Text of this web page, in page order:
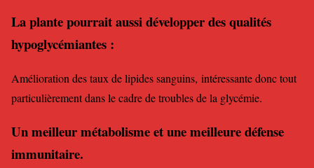
La plante pourrait aussi développer des qualités
hypoglycémiantes :
Amélioration des taux de lipides sanguins, intéressante donc tout
particulièrement dans le cadre de troubles de la glycémie.
Un meilleur métabolisme et une meilleure défense
immunitaire.